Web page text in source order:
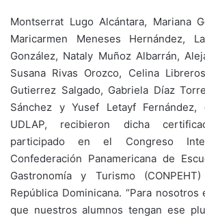
Montserrat Lugo Alcántara, Mariana
Maricarmen Meneses Hernández,
González, Nataly Muñoz Albarrán,
Susana Rivas Orozco, Celina
Gutierrez Salgado, Gabriela Díaz
Sánchez y Yusef Letayf
UDLAP, recibieron dicha
participado en el Congreso
Confederación Panamericana de
Gastronomía y Turismo
República Dominicana. “Para
que nuestros alumnos tengan ese